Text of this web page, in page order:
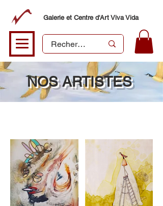
Galerie et Centre d'Art Viva Vida
NOS ARTISTES